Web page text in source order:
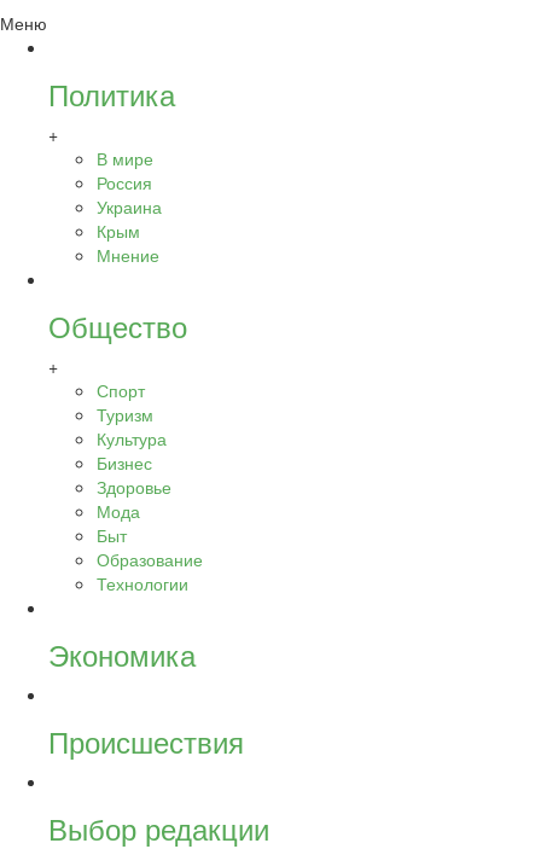
Меню
Политика
+
В мире
Россия
Украина
Крым
Мнение
Общество
+
Спорт
Туризм
Культура
Бизнес
Здоровье
Мода
Быт
Образование
Технологии
Экономика
Происшествия
Выбор редакции